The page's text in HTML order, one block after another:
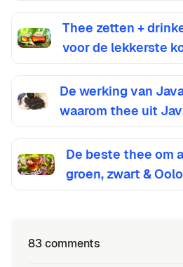
Thee zetten +
voor de lekkerste
De werking van
waarom thee uit
De beste thee om
groen, zwart &
83 comments